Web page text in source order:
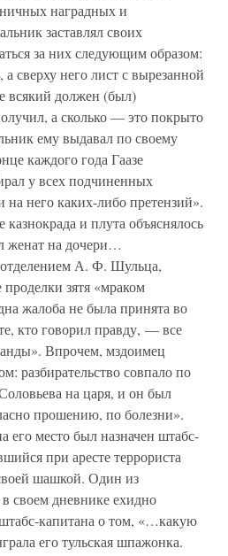
наградных и
заставлял своих
за них следующим образом:
сверху него лист с вырезанной
всякий должен (был)
а сколько — это покрыто
ему выдавал по своему
каждого года Гаазе
у всех подчиненных
на него каких-либо претензий».
и плута объяснялось
женат на дочери…
А. Ф. Шульца,
зятя «мраком
жалоба не была принята во
кто говорил правду, — все
Впрочем, мздоимец
разбирательство совпало по
на царя, и он был
прошению, по болезни».
место был назначен штабс-
при аресте террориста
шашкой. Один из
своем дневнике ехидно
капитана о том, «…какую
его тульская шпажонка.